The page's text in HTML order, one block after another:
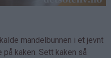
mandelbunnen i et jevnt
kaken. Sett kaken så